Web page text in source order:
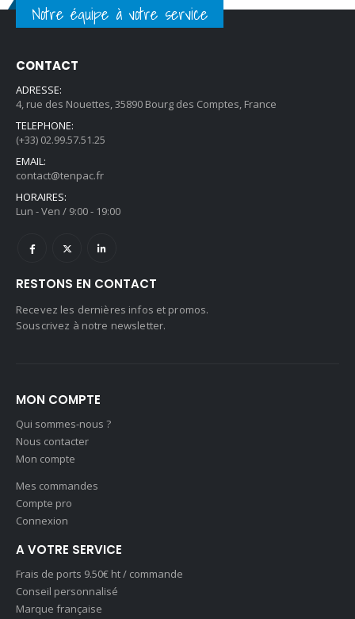
Notre équipe à votre service
CONTACT
ADRESSE:
4, rue des Nouettes, 35890 Bourg des Comptes, France
TELEPHONE:
(+33) 02.99.57.51.25
EMAIL:
contact@tenpac.fr
HORAIRES:
Lun - Ven / 9:00 - 19:00
RESTONS EN CONTACT
Recevez les dernières infos et promos.
Souscrivez à notre newsletter.
MON COMPTE
Qui sommes-nous ?
Nous contacter
Mon compte
Mes commandes
Compte pro
Connexion
A VOTRE SERVICE
Frais de ports 9.50€ ht / commande
Conseil personnalisé
Marque française